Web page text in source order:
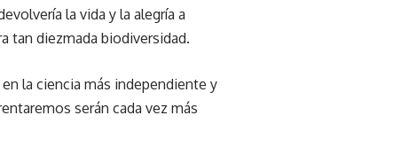
la vida y la alegría a
tan diezmada biodiversidad.
la ciencia más independiente y
serán cada vez más